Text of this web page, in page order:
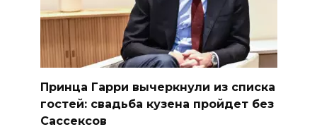
Принца Гарри вычеркнули из списка
гостей: свадьба кузена пройдет без
Сассексов